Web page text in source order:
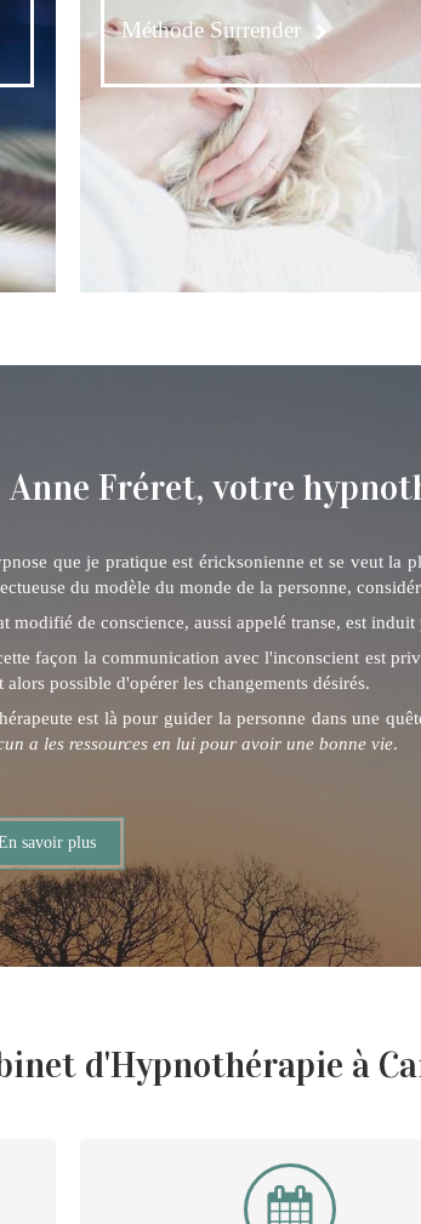
Méthode Surrender
Anne Fréret, votre
que je pratique est éricksonienne et se veut la
du modèle du monde de la personne,
modifié de conscience, aussi appelé transe, est
façon la communication avec l'inconscient est
alors possible d'opérer les changements désirés.
est là pour guider la personne dans une
a les ressources en lui pour avoir une bonne vie.
savoir plus
d'Hypnothérapie à